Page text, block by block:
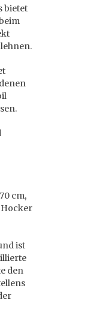
bietet
cm,
Hocker
ist
den